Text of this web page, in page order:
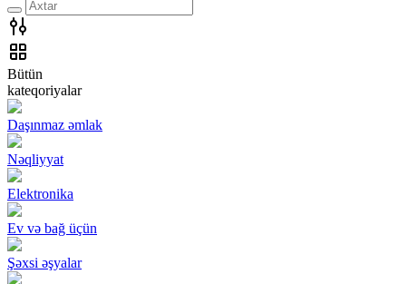
Bütün
kateqoriyalar
Daşınmaz əmlak
Nəqliyyat
Elektronika
Ev və bağ üçün
Şəxsi əşyalar